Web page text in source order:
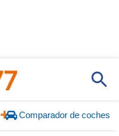
Comparador de coches